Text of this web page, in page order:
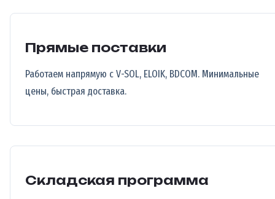
Прямые поставки
Работаем напрямую с V-SOL, ELOIK, BDCOM. Минимальные
цены, быстрая доставка.
Складская программа